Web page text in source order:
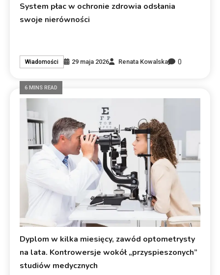
System płac w ochronie zdrowia odsłania
swoje nierówności
Wiadomości 29 maja 2026 Renata Kowalska 0
6 MINS READ
Dyplom w kilka miesięcy, zawód optometrysty
na lata. Kontrowersje wokół „przyspieszonych”
studiów medycznych